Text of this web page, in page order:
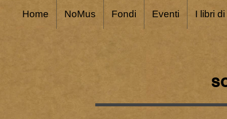
Home NoMus Fondi Eventi I libri